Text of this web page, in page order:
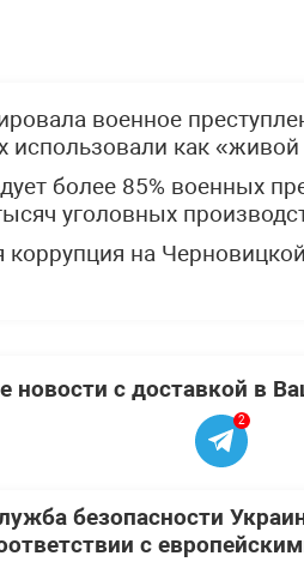
военное
использовали как
более 85% военных
уголовных
на
новости с доставкой в
2
безопасности
с